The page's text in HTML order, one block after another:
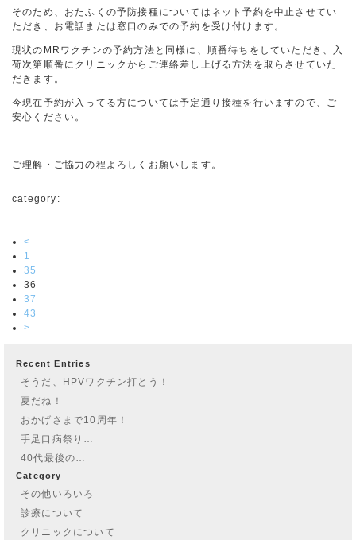
そのため、おたふくの予防接種についてはネット予約を中止させてい
ただき、お電話または窓口のみでの予約を受け付けます。
現状のMRワクチンの予約方法と同様に、順番待ちをしていただき、入
荷次第順番にクリニックからご連絡差し上げる方法を取らさせていた
だきます。
今現在予約が入ってる方については予定通り接種を行いますので、ご
安心ください。
ご理解・ご協力の程よろしくお願いします。
category:
<
1
35
36
37
43
>
Recent Entries
そうだ、HPVワクチン打とう！
夏だね！
おかげさまで10周年！
手足口病祭り…
40代最後の…
Category
その他いろいろ
診療について
クリニックについて